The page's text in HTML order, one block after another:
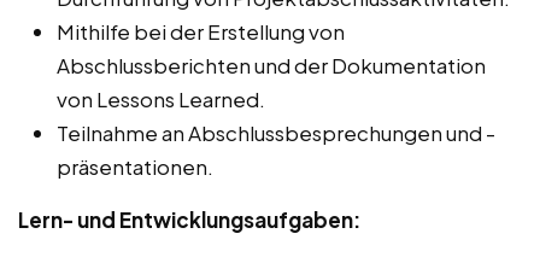
Mithilfe bei der Erstellung von
Abschlussberichten und der Dokumentation
von Lessons Learned.
Teilnahme an Abschlussbesprechungen und -
präsentationen.
Lern- und Entwicklungsaufgaben: